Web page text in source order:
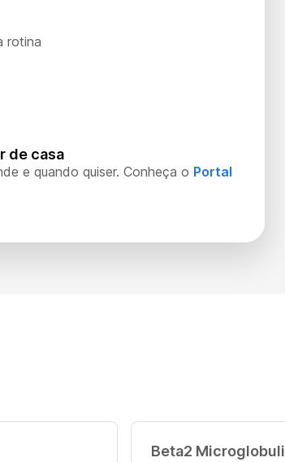
rotina
de casa
e quando quiser. Conheça o Portal
Beta2